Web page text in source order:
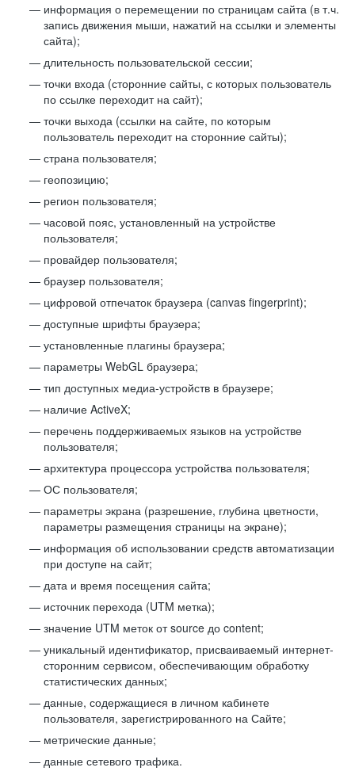
информация о перемещении по страницам сайта (в т.ч.
запись движения мыши, нажатий на ссылки и элементы
сайта);
длительность пользовательской сессии;
точки входа (сторонние сайты, с которых пользователь
по ссылке переходит на сайт);
точки выхода (ссылки на сайте, по которым
пользователь переходит на сторонние сайты);
страна пользователя;
геопозицию;
регион пользователя;
часовой пояс, установленный на устройстве
пользователя;
провайдер пользователя;
браузер пользователя;
цифровой отпечаток браузера (canvas fingerprint);
доступные шрифты браузера;
установленные плагины браузера;
параметры WebGL браузера;
тип доступных медиа-устройств в браузере;
наличие ActiveX;
перечень поддерживаемых языков на устройстве
пользователя;
архитектура процессора устройства пользователя;
ОС пользователя;
параметры экрана (разрешение, глубина цветности,
параметры размещения страницы на экране);
информация об использовании средств автоматизации
при доступе на сайт;
дата и время посещения сайта;
источник перехода (UTM метка);
значение UTM меток от source до content;
уникальный идентификатор, присваиваемый интернет-
сторонним сервисом, обеспечивающим обработку
статистических данных;
данные, содержащиеся в личном кабинете
пользователя, зарегистрированного на Сайте;
метрические данные;
данные сетевого трафика.